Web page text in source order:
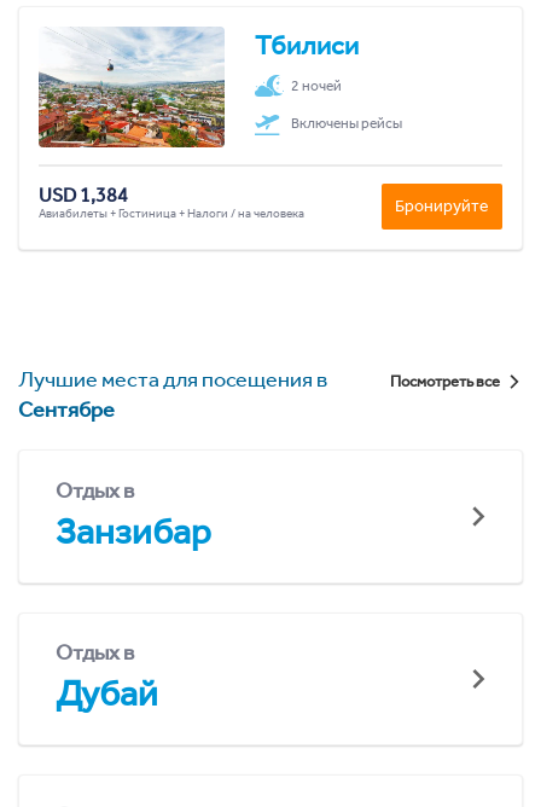
Тбилиси
2 ночей
Включены рейсы
USD 1,384
Авиабилеты + Гостиница + Налоги / на человека Бронируйте
Лучшие места для посещения в
Сентябре
Посмотреть все
Отдых в
Занзибар
Отдых в
Дубай